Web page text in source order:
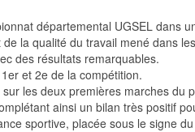
départemental UGSEL dans
la qualité du travail mené dans
des résultats remarquables.
et 2e de la compétition.
les deux premières marches du
ainsi un bilan très positif
sportive, placée sous le signe